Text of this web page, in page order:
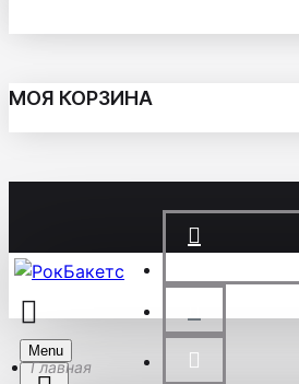
МОЯ КОРЗИНА
Menu